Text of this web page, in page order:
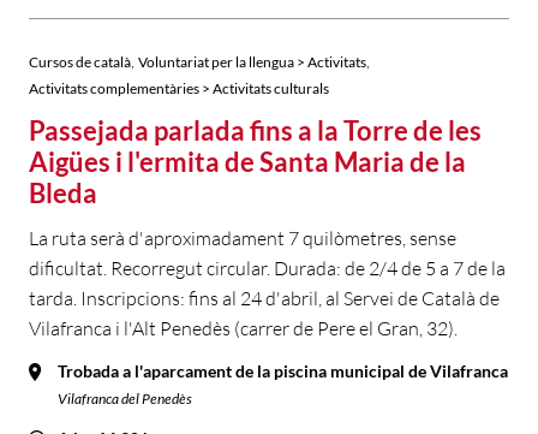
Cursos de català Voluntariat per la llengua > Activitats
Activitats complementàries > Activitats culturals
Passejada parlada fins a la Torre de les
Aigües i l'ermita de Santa Maria de la
Bleda
La ruta serà d'aproximadament 7 quilòmetres, sense
dificultat. Recorregut circular. Durada: de 2/4 de 5 a 7 de la
tarda. Inscripcions: fins al 24 d'abril, al Servei de Català de
Vilafranca i l'Alt Penedès (carrer de Pere el Gran, 32).
Trobada a l'aparcament de la piscina municipal de Vilafranca
Vilafranca del Penedès